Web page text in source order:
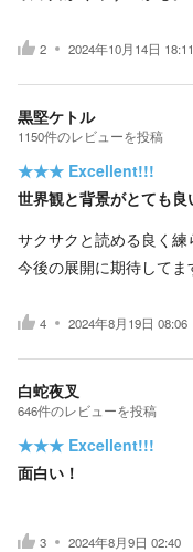
2 2024年10月14日 18:11
黒堅ケトル
1150件のレビューを投稿
★★★ Excellent!!!
世界観と背景がとても良
サクサクと読める良く練
今後の展開に期待してま
4 2024年8月19日 08:06
白蛇夜叉
646件のレビューを投稿
★★★ Excellent!!!
面白い！
3 2024年8月9日 02:40